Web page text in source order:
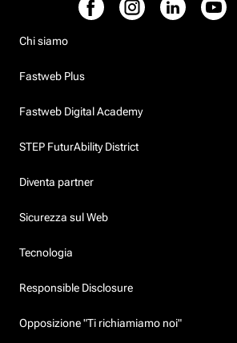
Chi siamo
Fastweb Plus
Fastweb Digital Academy
STEP FuturAbility District
Diventa partner
Sicurezza sul Web
Tecnologia
Responsible Disclosure
Opposizione "Ti richiamiamo noi"